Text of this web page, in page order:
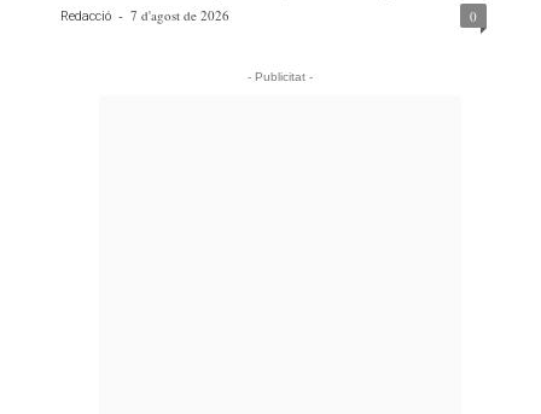
Redacció - 7 d'agost de 2026 0
- Publicitat -